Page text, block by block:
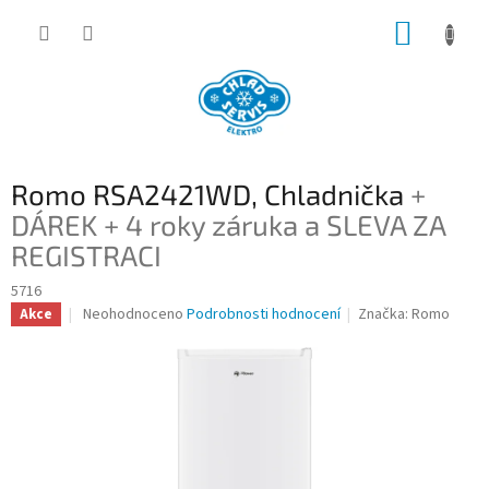
Romo RSA2421WD, Chladnička +
DÁREK + 4 roky záruka a SLEVA ZA
REGISTRACI
5716
Akce
Průměrné
Neohodnoceno Podrobnosti hodnocení Značka:Romo